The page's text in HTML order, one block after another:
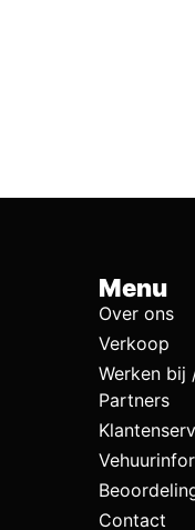
Menu
Over ons
Verkoop
Werken bij
Partners
Contact